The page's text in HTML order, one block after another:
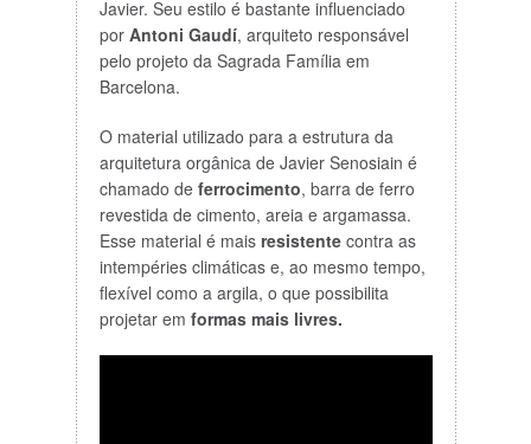
Javier. Seu estilo é bastante influenciado
por Antoni Gaudí, arquiteto responsável
pelo projeto da Sagrada Família em
Barcelona.
O material utilizado para a estrutura da
arquitetura orgânica de Javier Senosiain é
chamado de ferrocimento, barra de ferro
revestida de cimento, areia e argamassa.
Esse material é mais resistentecontra as
intempéries climáticas e, ao mesmo tempo,
flexível como a argila, o que possibilita
projetar em formas mais livres.